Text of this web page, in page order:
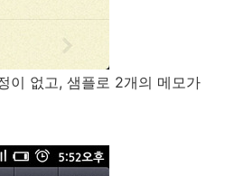
이 없고, 샘플로 2개의 메모가